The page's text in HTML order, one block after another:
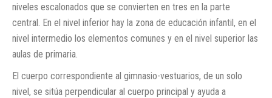
niveles escalonados que se convierten en tres en la parte
central. En el nivel inferior hay la zona de educación infantil, en el
nivel intermedio los elementos comunes y en el nivel superior las
aulas de primaria.
El cuerpo correspondiente al gimnasio-vestuarios, de un solo
nivel, se sitúa perpendicular al cuerpo principal y ayuda a